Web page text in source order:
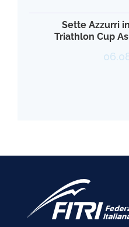
Sette Azzurri
Triathlon Cup